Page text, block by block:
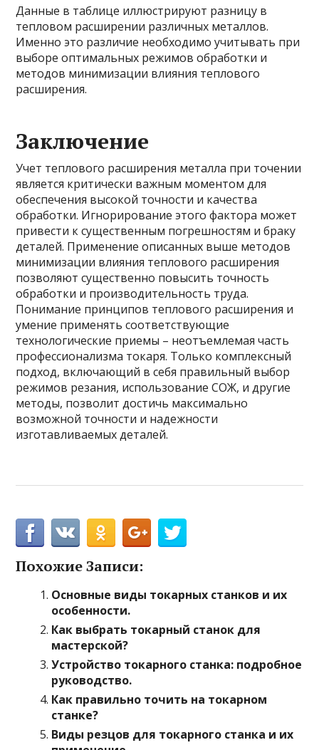
Данные в таблице иллюстрируют разницу в
тепловом расширении различных металлов.
Именно это различие необходимо учитывать при
выборе оптимальных режимов обработки и
методов минимизации влияния теплового
расширения.
Заключение
Учет теплового расширения металла при точении
является критически важным моментом для
обеспечения высокой точности и качества
обработки. Игнорирование этого фактора может
привести к существенным погрешностям и браку
деталей. Применение описанных выше методов
минимизации влияния теплового расширения
позволяют существенно повысить точность
обработки и производительность труда.
Понимание принципов теплового расширения и
умение применять соответствующие
технологические приемы – неотъемлемая часть
профессионализма токаря. Только комплексный
подход, включающий в себя правильный выбор
режимов резания, использование СОЖ, и другие
методы, позволит достичь максимально
возможной точности и надежности
изготавливаемых деталей.
Похожие Записи:
Основные виды токарных станков и их
особенности.
Как выбрать токарный станок для
мастерской?
Устройство токарного станка: подробное
руководство.
Как правильно точить на токарном
станке?
Виды резцов для токарного станка и их